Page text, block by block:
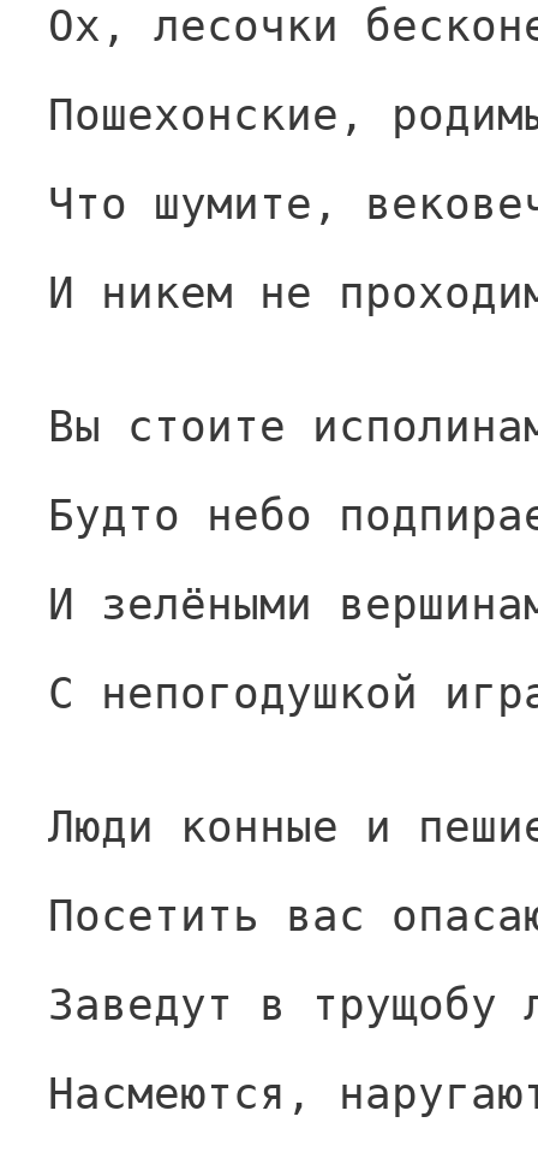
Ох, лесочки
Пошехонские,
Что шумите,
И никем не
Вы стоите
Будто небо
И зелёными
С непогодушкой
Люди конные и
Посетить вас
Заведут в трущобу
Насмеются,